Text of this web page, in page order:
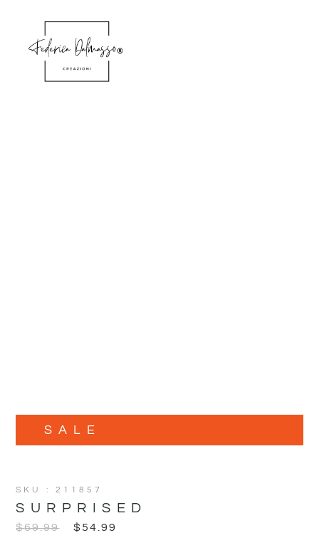
SKU : 211857
SURPRISED
$69.99 $54.99
SALE